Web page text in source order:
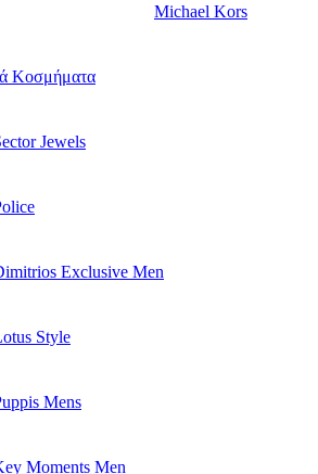
Michael Kors
Κοσμήματα
Jewels
Exclusive Men
Style
Mens
Moments Men